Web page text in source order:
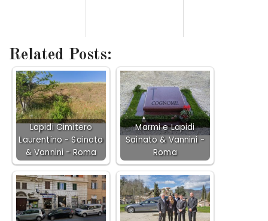
Related Posts:
Lapidi Cimitero
Laurentino - Sainato
& Vannini - Roma
Marmi e Lapidi
Sainato & Vannini -
Roma